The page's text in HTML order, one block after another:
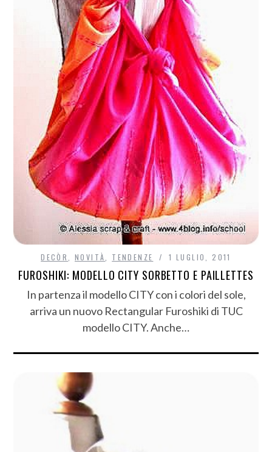
DECÒR NOVITÀ TENDENZE 1 LUGLIO, 2011
FUROSHIKI: MODELLO CITY SORBETTO E PAILLETTES
In partenza il modello CITY con i colori del sole,
arriva un nuovo Rectangular Furoshiki di TUC
modello CITY. Anche…